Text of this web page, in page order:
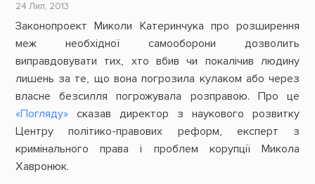
24 Лип, 2013
Законопроект Миколи Катеринчука про розширення
меж необхідної самооборони дозволить
виправдовувати тих, хто вбив чи покалічив людину
лишень за те, що вона погрозила кулаком або через
власне безсилля погрожувала розправою. Про це
«Погляду»сказав директор з наукового розвитку
Центру політико-правових реформ, експерт з
кримінального права і проблем корупції Микола
Хавронюк.